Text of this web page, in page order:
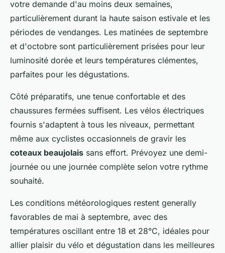
votre demande d'au moins deux semaines,
particulièrement durant la haute saison estivale et les
périodes de vendanges. Les matinées de septembre
et d'octobre sont particulièrement prisées pour leur
luminosité dorée et leurs températures clémentes,
parfaites pour les dégustations.
Côté préparatifs, une tenue confortable et des
chaussures fermées suffisent. Les vélos électriques
fournis s'adaptent à tous les niveaux, permettant
même aux cyclistes occasionnels de gravir les
coteaux beaujolais sans effort. Prévoyez une demi-
journée ou une journée complète selon votre rythme
souhaité.
Les conditions météorologiques restent generally
favorables de mai à septembre, avec des
températures oscillant entre 18 et 28°C, idéales pour
allier plaisir du vélo et dégustation dans les meilleures